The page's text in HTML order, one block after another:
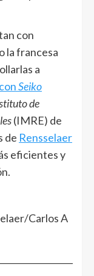
con
la francesa
a
Seiko
de
(IMRE) de
de Rensselaer
eficientes y
Carlos A